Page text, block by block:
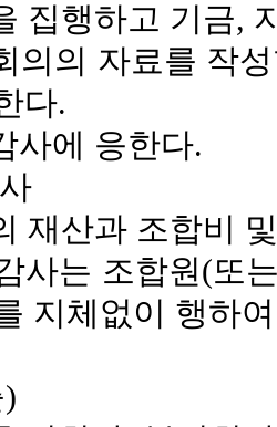
집행하고 기금,
의의 자료를 작
다.
사에 응한다.
재산과 조합비
사는 조합원(또
지체없이 행하